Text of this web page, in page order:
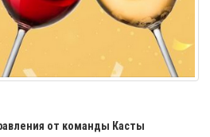
от команды Касты